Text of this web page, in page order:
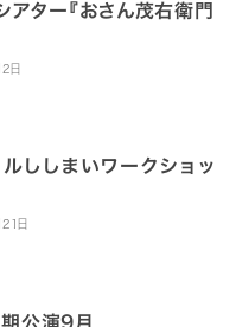
アター『おさん茂右衛門
日
ししまいワークショッ
日
公演9月